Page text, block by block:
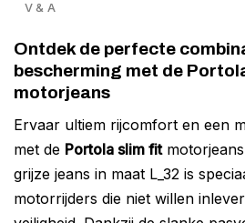
V & A
Ontdek de perfecte
bescherming met de
motorjeans
Ervaar ultiem rijcomfort en een
met de Portola slim fit
grijze jeans in maat L_32 is
motorrijders die niet willen